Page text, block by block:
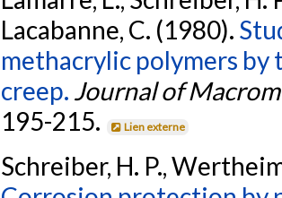
Lacabanne, C. (1980).
methacrylic polymers
creep. Journal of
195-215.
Lien externe
Schreiber, H. P.,